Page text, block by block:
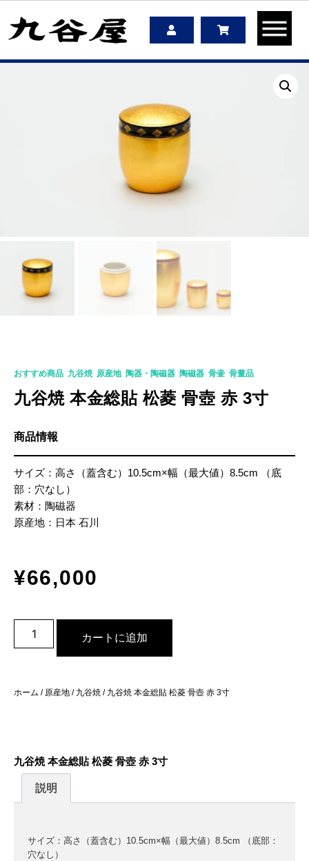
おすすめ商品 九谷焼, 原産地, 陶器・陶磁器 陶磁器 骨壷 骨董品
九谷焼 本金総貼 松菱 骨壺 赤 3寸
商品情報
サイズ：高さ（蓋含む）10.5cm×幅（最大値）8.5cm （底
部：穴なし）
素材：陶磁器
原産地：日本 石川
¥66,000
カートに追加
ホーム / 原産地 / 九谷焼 / 九谷焼 本金総貼 松菱 骨壺 赤 3寸
九谷焼 本金総貼 松菱 骨壺 赤 3寸
説明
サイズ：高さ（蓋含む）10.5cm×幅（最大値）8.5cm （底部：
穴なし）